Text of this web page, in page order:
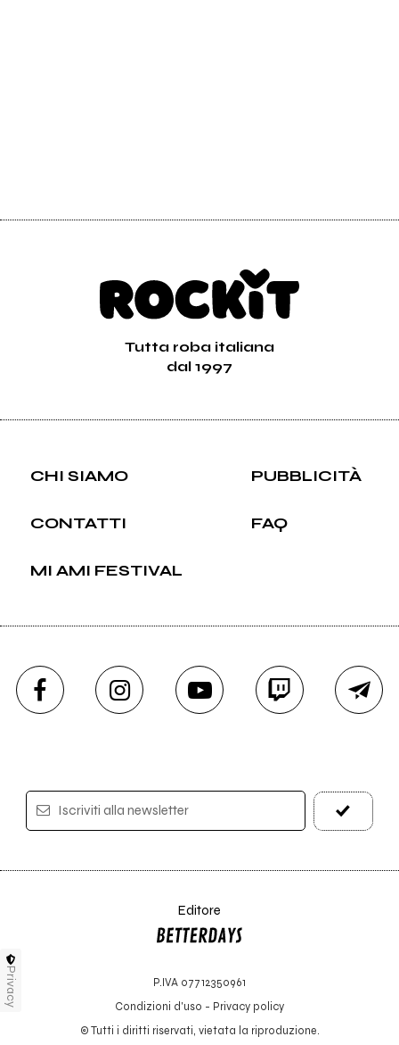
Tutta roba italiana
dal 1997
CHI SIAMO PUBBLICITÀ
CONTATTI FAQ
MI AMI FESTIVAL
Iscriviti alla newsletter
Editore
P.IVA 07712350961
Condizioni d'uso - Privacy policy
© Tutti i diritti riservati, vietata la riproduzione.
Privacy